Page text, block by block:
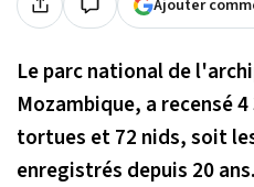
Le parc national de
Mozambique, a recensé
tortues et 72 nids, soit
enregistrés depuis 20 ans.